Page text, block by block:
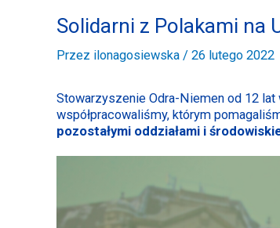
Solidarni z Polakami na
Przez ilonagosiewska / 26 lutego 2022
Stowarzyszenie Odra-Niemen od 12
współpracowaliśmy, którym
pozostałymi oddziałami i